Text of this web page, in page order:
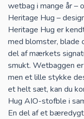
wetbag i mange år –
Heritage Hug –
Heritage Hug er
med blomster, blade
del af mærkets
smukt. Wetbaggen
men et lille stykke
et helt sæt, kan du
Hug AIO-stofble i
En del af et